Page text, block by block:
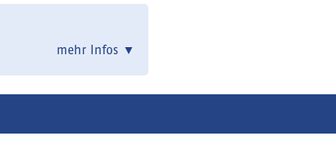
mehr Infos ▼